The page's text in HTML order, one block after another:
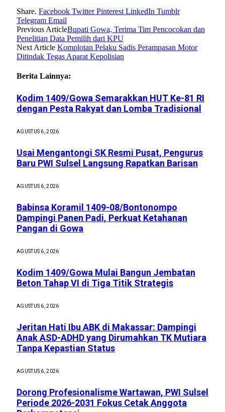
Share. Facebook Twitter Pinterest LinkedIn Tumblr
Telegram Email
Previous ArticleBupati Gowa, Terima Tim Pencocokan dan
Penelitian Data Pemilih dari KPU
Next Article Komplotan Pelaku Sadis Perampasan Motor
Ditindak Tegas Aparat Kepolisian
Berita Lainnya:
Kodim 1409/Gowa Semarakkan HUT Ke-81 RI
dengan Pesta Rakyat dan Lomba Tradisional
AGUSTUS 6, 2026
Usai Mengantongi SK Resmi Pusat, Pengurus
Baru PWI Sulsel Langsung Rapatkan Barisan
AGUSTUS 6, 2026
Babinsa Koramil 1409-08/Bontonompo
Dampingi Panen Padi, Perkuat Ketahanan
Pangan di Gowa
AGUSTUS 6, 2026
Kodim 1409/Gowa Mulai Bangun Jembatan
Beton Tahap VI di Tiga Titik Strategis
AGUSTUS 6, 2026
Jeritan Hati Ibu ABK di Makassar: Dampingi
Anak ASD-ADHD yang Dirumahkan TK Mutiara
Tanpa Kepastian Status
AGUSTUS 6, 2026
Dorong Profesionalisme Wartawan, PWI Sulsel
Periode 2026-2031 Fokus Cetak Anggota